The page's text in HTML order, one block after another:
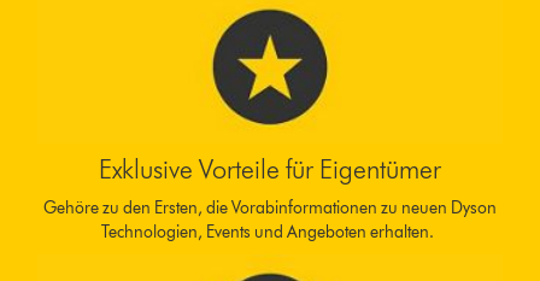
Exklusive Vorteile für Eigentümer
Gehöre zu den Ersten, die Vorabinformationen zu neuen Dyson
Technologien, Events und Angeboten erhalten.